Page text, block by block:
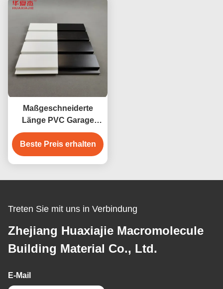
Maßgeschneiderte
Länge PVC Garage
Wand mit
hervorragender
Feuchtigkeitsbeständigkeit
Beste Preis erhalten
Treten Sie mit uns in Verbindung
Zhejiang Huaxiajie Macromolecule
Building Material Co., Ltd.
E-Mail